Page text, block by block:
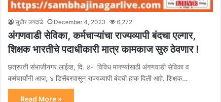
सुधीर जगदाळे December 4, 2023 6,272
अंगणवाडी सेविका, कर्मचाऱ्यांचा राज्यव्यापी बंदचा एल्गार,
शिक्षक भारतीचे पदाधीकारी मात्र कामकाज सुरु ठेवणार !
छत्रपती संभाजीनगर लाईव्ह, दि. ४- विविध मागण्यांसाठी अंगणवाडी सेविका व
कर्मचार्यांनी आज, ४ डिसेंबरपासून राज्यव्यापी बंदची हाक दिली आहे. शिक्षक…
Read More »